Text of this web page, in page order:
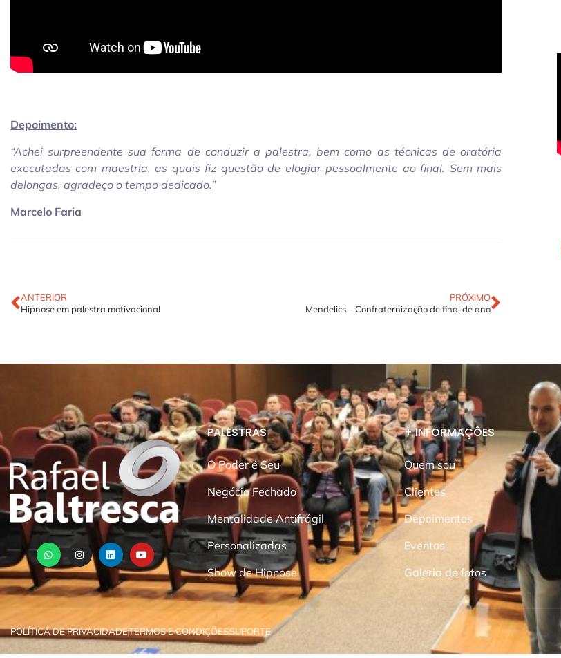
Depoimento:
“Achei surpreendente sua forma de conduzir a palestra, bem como as técnicas de oratória
executadas com maestria, as quais fiz questão de elogiar pessoalmente ao final. Sem mais
delongas, agradeço o tempo dedicado.”
Marcelo Faria
ANTERIOR
Hipnose em palestra motivacional
PRÓXIMO
Mendelics – Confraternização de final de ano
PALESTRAS
O Poder é Seu
Negócio Fechado
Mentalidade Antifrágil
Personalizadas
Show de Hipnose
+ INFORMAÇÕES
Quem sou
Clientes
Depoimentos
Eventos
Galeria de fotos
POLÍTICA DE PRIVACIDADETERMOS E CONDIÇÕESSUPORTE